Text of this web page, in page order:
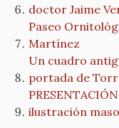
doctor Jaime
Paseo
Martínez
Un cuadro
portada de
ilustración